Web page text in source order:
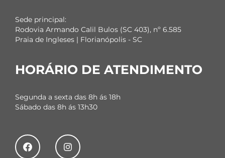
Sede principal:
Rodovia Armando Calil Bulos (SC 403), nº 6.585
Praia de Ingleses | Florianópolis - SC
HORÁRIO DE ATENDIMENTO
Segunda a sexta das 8h ás 18h
Sábado das 8h ás 13h30